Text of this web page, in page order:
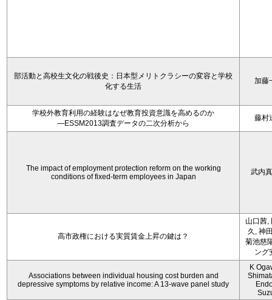
部活動と高校生文化の戦後史：日本型メリトクラシーの変容と学校
化する生活
加藤
学校外教育利用の経験はなぜ教育投資意識を高めるのか
―ESSM2013調査データの二次分析から
藤村
The impact of employment protection reform on the working
conditions of fixed-term employees in Japan
武内
高市政権における実質賃金上昇の鍵は？
山口茜,
久, 神
菊池慈
ング
Associations between individual housing cost burden and
depressive symptoms by relative income: A 13-wave panel study
K